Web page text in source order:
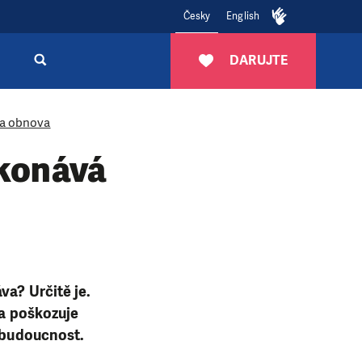
Česky English
DARUJTE
obnova
Určitě je.
poškozuje